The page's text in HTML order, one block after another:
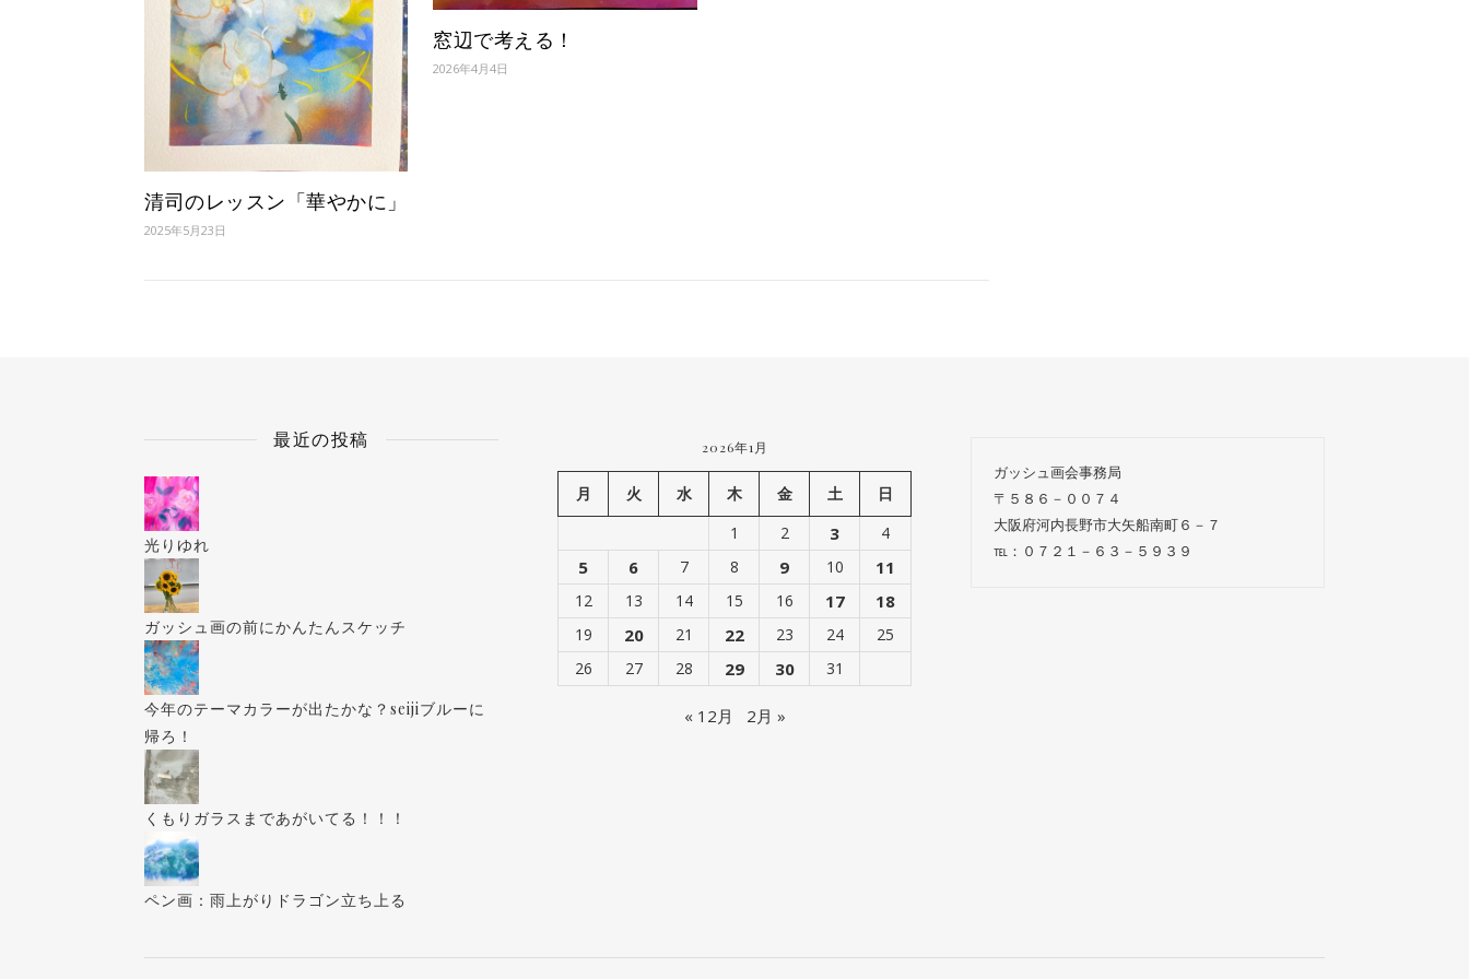
清司のレッスン「華やかに」
2025年5月23日
窓辺で考える！
2026年4月4日
最近の投稿
光りゆれ
ガッシュ画の前にかんたんスケッチ
今年のテーマカラーが出たかな？seijiブルーに
帰ろ！
くもりガラスまであがいてる！！！
ペン画：雨上がりドラゴン立ち上る
2026年1月
月 火 水 木 金 土
日
1
2 3 4
5 6 7 8 9 10 11
12 13 14 15 16 17 18
19 20 21 22 23 24
25
26
27 28 29 30 31
« 12月 2月 »
ガッシュ画会事務局
〒５８６－００７４
大阪府河内長野市大矢船南町６－７
℡：０７２１－６３－５９３９